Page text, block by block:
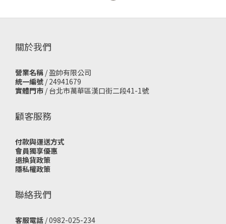
關於我們
營業名稱 / 盈帥有限公司
統一編號 / 24941679
實體門市 / 台北市萬華區漢口街二段41-1號
顧客服務
付款與運送方式
會員獨享優惠
退換貨政策
隱私權政策
聯絡我們
客服電話 / 0982-025-234